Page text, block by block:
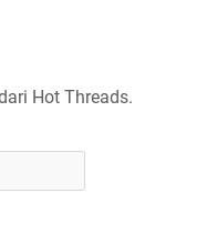
Hot Threads.